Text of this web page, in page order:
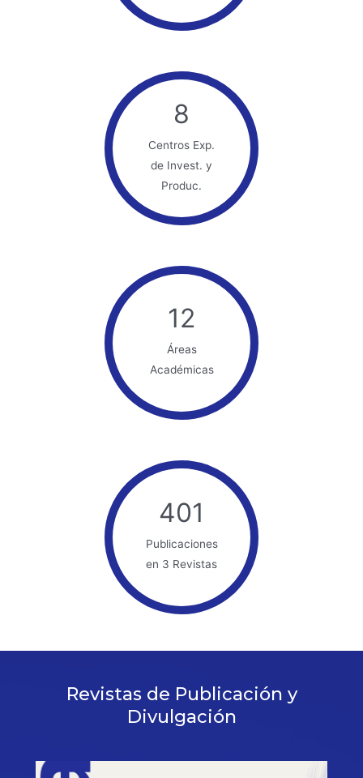
8
Centros Exp.
de Invest. y
Produc.
12
Áreas
Académicas
401
Publicaciones
en 3 Revistas
Revistas de Publicación y
Divulgación